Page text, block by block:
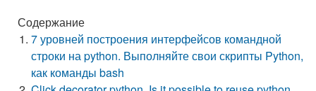
Содержание
7 уровней построения интерфейсов командной
строки на python. Выполняйте свои скрипты Python,
как команды bash